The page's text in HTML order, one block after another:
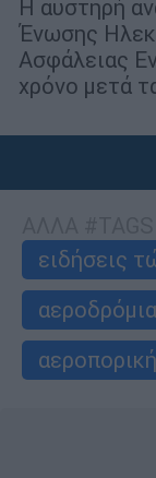
Η αυστηρή
Ένωσης
Ασφάλειας
χρόνο μετά
ειδήσεις
αεροδρόμια